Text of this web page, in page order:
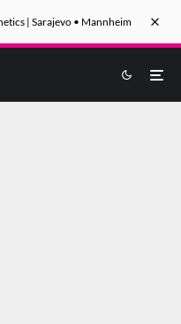
| Sarajevo • Mannheim